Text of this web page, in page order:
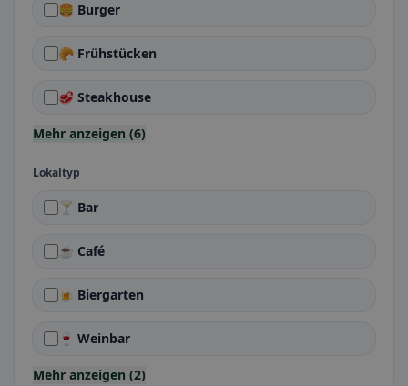
🍔 Burger
🥐 Frühstücken
🥩 Steakhouse
Mehr anzeigen (6)
Lokaltyp
🍸 Bar
☕ Café
🍺 Biergarten
🍷 Weinbar
Mehr anzeigen (2)